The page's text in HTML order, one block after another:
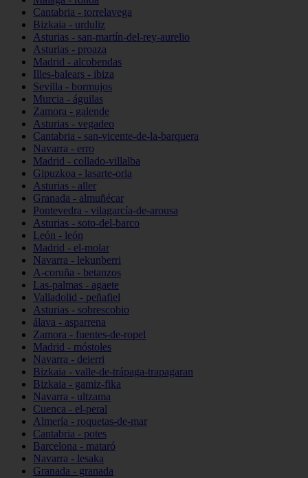
Cantabria - torrelavega
Bizkaia - urduliz
Asturias - san-martín-del-rey-aurelio
Asturias - proaza
Madrid - alcobendas
Illes-balears - ibiza
Sevilla - bormujos
Murcia - águilas
Zamora - galende
Asturias - vegadeo
Cantabria - san-vicente-de-la-barquera
Navarra - erro
Madrid - collado-villalba
Gipuzkoa - lasarte-oria
Asturias - aller
Granada - almuñécar
Pontevedra - vilagarcía-de-arousa
Asturias - soto-del-barco
León - león
Madrid - el-molar
Navarra - lekunberri
A-coruña - betanzos
Las-palmas - agaete
Valladolid - peñafiel
Asturias - sobrescobio
álava - asparrena
Zamora - fuentes-de-ropel
Madrid - móstoles
Navarra - deierri
Bizkaia - valle-de-trápaga-trapagaran
Bizkaia - gamiz-fika
Navarra - ultzama
Cuenca - el-peral
Almería - roquetas-de-mar
Cantabria - potes
Barcelona - mataró
Navarra - lesaka
Granada - granada